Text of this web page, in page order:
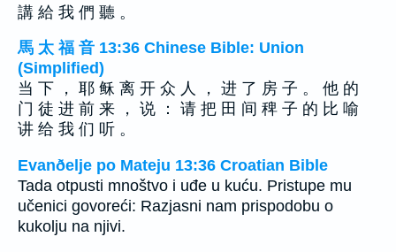
講 給 我 們 聽 。
馬 太 福 音 13:36 Chinese Bible: Union
(Simplified)
当 下 ， 耶 稣 离 开 众 人 ， 进 了 房 子 。 他 的
门 徒 进 前 来 ， 说 ： 请 把 田 间 稗 子 的 比 喻
讲 给 我 们 听 。
Evanðelje po Mateju 13:36 Croatian Bible
Tada otpusti mnoštvo i uđe u kuću. Pristupe mu
učenici govoreći: Razjasni nam prispodobu o
kukolju na njivi.